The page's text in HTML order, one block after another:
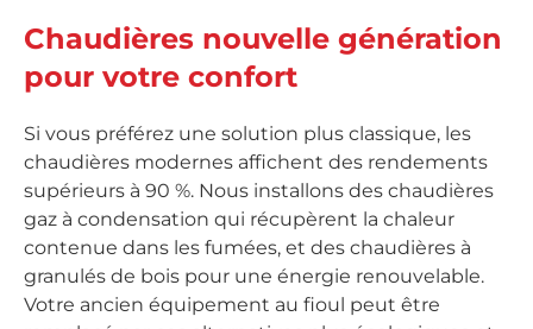
Chaudières nouvelle génération
pour votre confort
Si vous préférez une solution plus classique, les
chaudières modernes affichent des rendements
supérieurs à 90 %. Nous installons des chaudières
gaz à condensation qui récupèrent la chaleur
contenue dans les fumées, et des chaudières à
granulés de bois pour une énergie renouvelable.
Votre ancien équipement au fioul peut être